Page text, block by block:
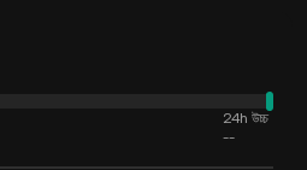
24h উচ্চ
--